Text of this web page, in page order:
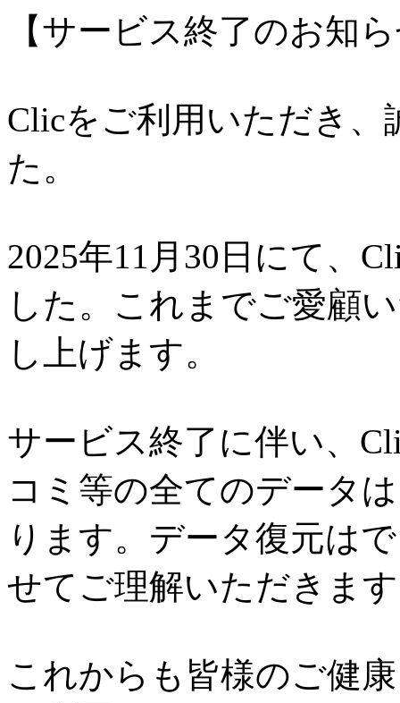
【サービス終了のお知
Clicをご利用いただき
た。
2025年11月30日にて、
した。これまでご愛顧
し上げます。
サービス終了に伴い、
コミ等の全てのデータ
ります。データ復元は
せてご理解いただきま
これからも皆様のご健